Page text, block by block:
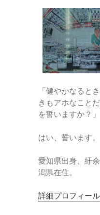
「健やかなると
きもアホなこと
を誓いますか？」
はい、誓います。
愛知県出身、紆
潟県在住。
詳細プロフィー